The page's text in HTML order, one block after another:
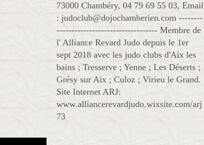
73000 Chambéry, 04 79 69 55 03, Email
: judoclub@dojochamberien.com --------
---------------------------------- Membre de
l' Alliance Revard Judo depuis le 1er
sept 2018 avec les judo clubs d'Aix les
bains ; Tresserve ; Yenne ; Les Déserts ;
Grésy sur Aix ; Culoz ; Virieu le Grand.
Site Internet ARJ:
www.alliancerevardjudo.wixsite.com/arj
73